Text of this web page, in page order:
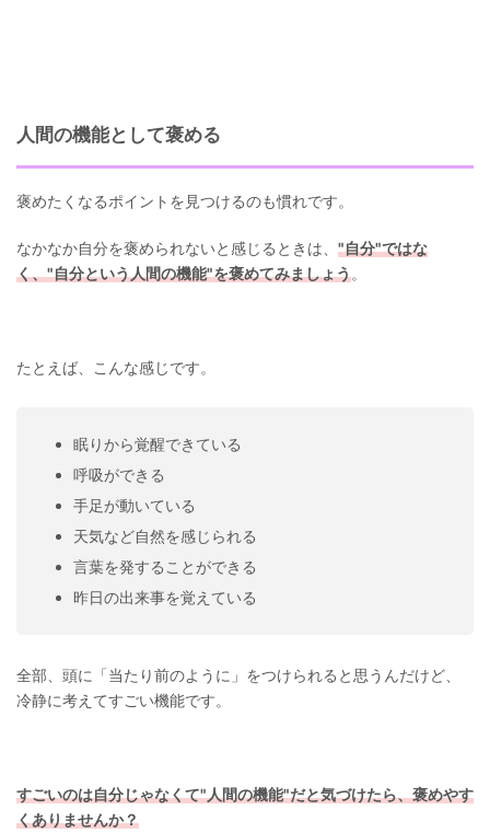
人間の機能として褒める
褒めたくなるポイントを見つけるのも慣れです。
なかなか自分を褒められないと感じるときは、 "自分"ではな
く、"自分という人間の機能"を褒めてみましょう。
たとえば、こんな感じです。
眠りから覚醒できている
呼吸ができる
手足が動いている
天気など自然を感じられる
言葉を発することができる
昨日の出来事を覚えている
全部、頭に「当たり前のように」をつけられると思うんだけど、
冷静に考えてすごい機能です。
すごいのは自分じゃなくて"人間の機能"だと気づけたら、褒めやす
くありませんか？